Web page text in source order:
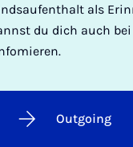
als
du dich auch
Outgoing